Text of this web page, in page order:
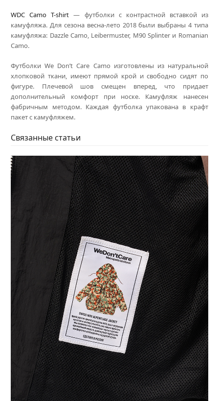
WDC Camo T-shirt — футболки с контрастной вставкой из
камуфляжа. Для сезона весна-лето 2018 были выбраны 4 типа
камуфляжа: Dazzle Camo, Leibermuster, M90 Splinter и Romanian
Camo.
Футболки We Don’t Care Camo изготовлены из натуральной
хлопковой ткани, имеют прямой крой и свободно сидят по
фигуре. Плечевой шов смещен вперед, что придает
дополнительный комфорт при носке. Камуфляж нанесен
фабричным методом. Каждая футболка упакована в крафт
пакет с камуфляжем.
Связанные статьи